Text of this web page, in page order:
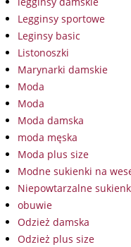
Legginsy sportowe
Leginsy basic
Listonoszki
Marynarki damskie
Moda
Moda
Moda damska
moda męska
Moda plus size
Modne sukienki na
Niepowtarzalne
obuwie
Odzież damska
Odzież plus size